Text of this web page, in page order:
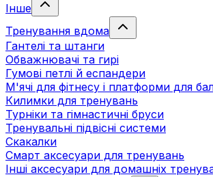
Інше
Тренування вдома
Гантелі та штанги
Обважнювачі та гирі
Гумові петлі й еспандери
М'ячі для фітнесу і платформи для
Килимки для тренувань
Турніки та гімнастичні бруси
Тренувальні підвісні системи
Скакалки
Смарт аксесуари для тренувань
Інші аксесуари для домашніх